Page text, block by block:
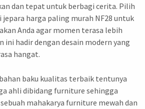
dan tepat untuk berbagi cerita. Pilih
harga paling murah NF28 untuk
Anda agar momen terasa lebih
ini hadir dengan desain modern yang
hangat.
baku kualitas terbaik tentunya
ahli dibidang furniture sehingga
mahakarya furniture mewah dan